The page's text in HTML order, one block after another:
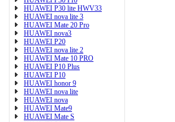
HUAWEI P30 lite HWV33
HUAWEI nova lite 3
HUAWEI Mate 20 Pro
HUAWEI nova3
HUAWEI P20
HUAWEI nova lite 2
HUAWEI Mate 10 PRO
HUAWEI P10 Plus
HUAWEI P10
HUAWEI honor 9
HUAWEI nova lite
HUAWEI nova
HUAWEI Mate9
HUAWEI Mate S